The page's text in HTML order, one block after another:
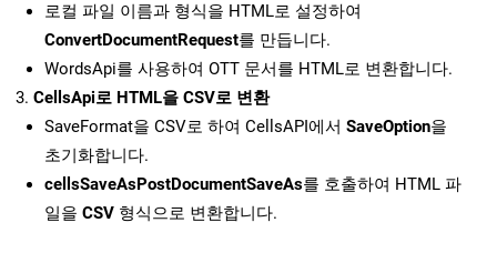
로컬 파일 이름과 형식을 HTML로 설정하여
ConvertDocumentRequest를 만듭니다.
WordsApi를 사용하여 OTT 문서를 HTML로 변환합니다.
CellsApi로 HTML을 CSV로 변환
SaveFormat을 CSV로 하여 CellsAPI에서 SaveOption을
초기화합니다.
cellsSaveAsPostDocumentSaveAs를 호출하여 HTML 파
일을 CSV 형식으로 변환합니다.